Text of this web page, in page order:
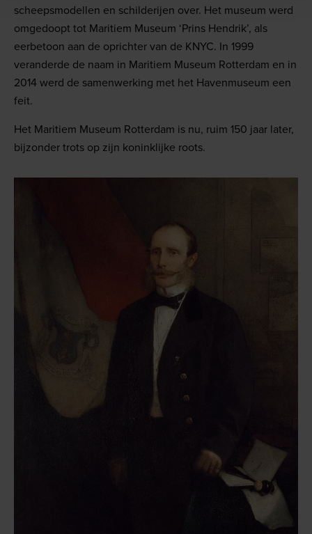
scheepsmodellen en schilderijen over. Het museum werd
omgedoopt tot Maritiem Museum ‘Prins Hendrik’, als
eerbetoon aan de oprichter van de KNYC. In 1999
veranderde de naam in Maritiem Museum Rotterdam en in
2014 werd de samenwerking met het Havenmuseum een
feit.
Het Maritiem Museum Rotterdam is nu, ruim 150 jaar later,
bijzonder trots op zijn koninklijke roots.